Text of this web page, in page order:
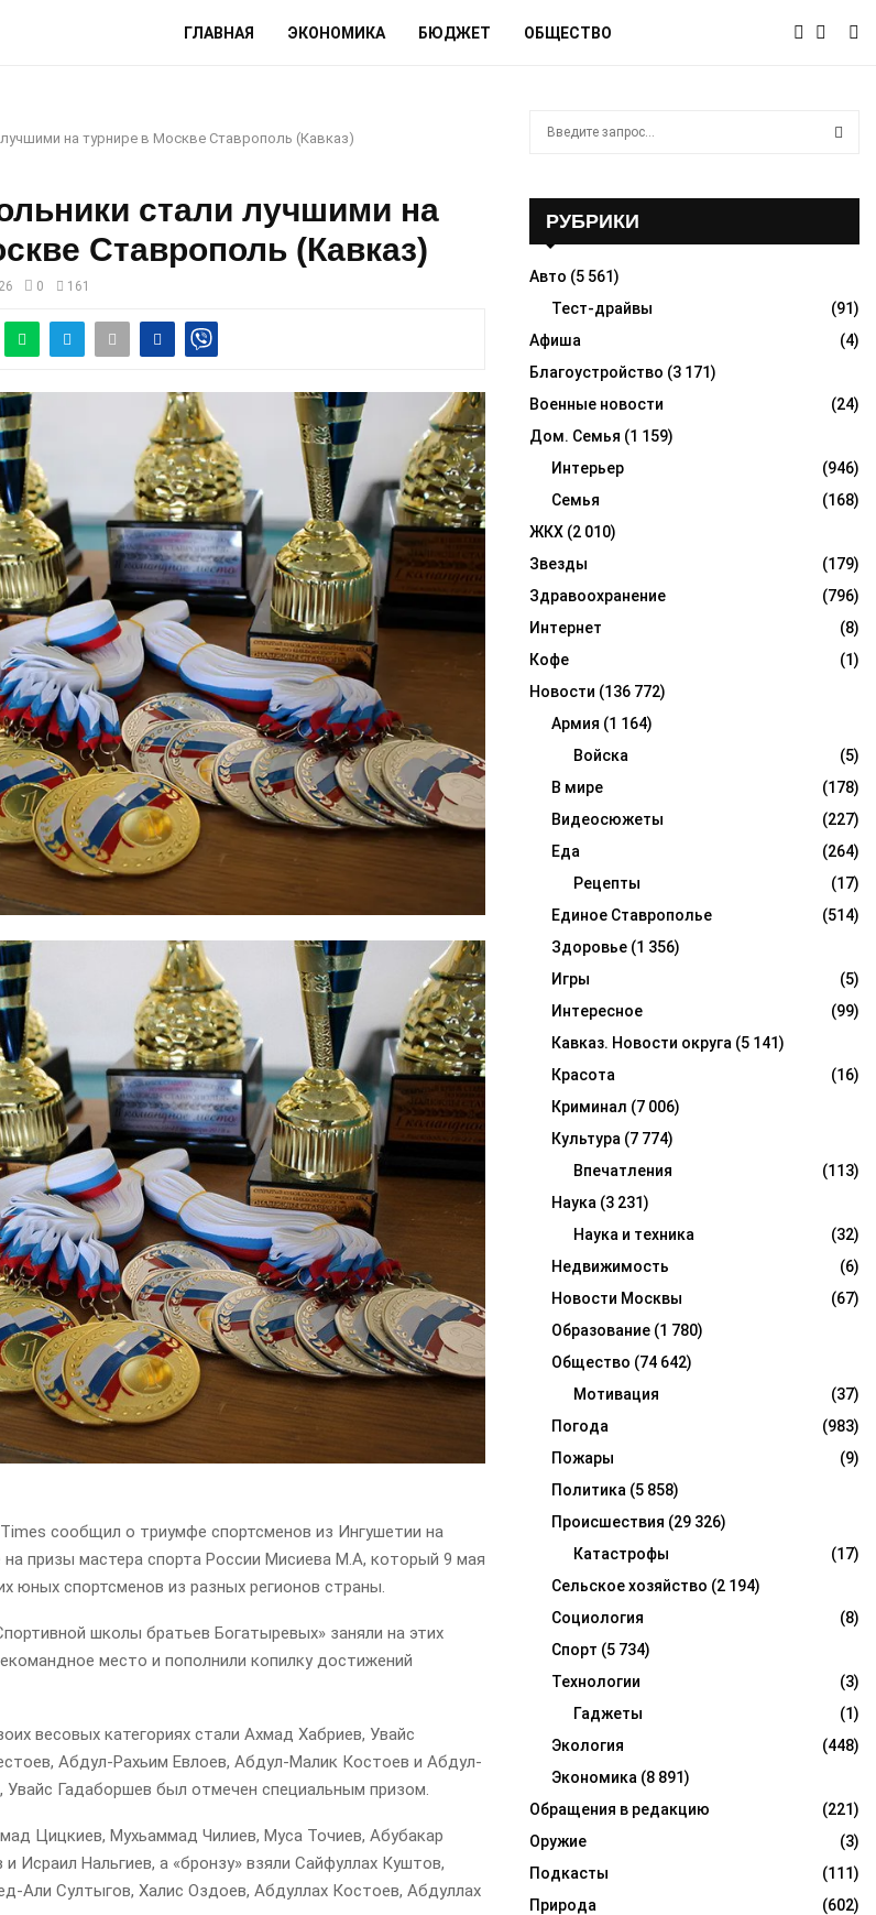
ГЛАВНАЯ ЭКОНОМИКА БЮДЖЕТ ОБЩЕСТВО
на турнире в Москве Ставрополь (Кавказ)
стали лучшими на
Ставрополь (Кавказ)
0 161
сообщил о триумфе спортсменов из Ингушетии на
на призы мастера спорта России Мисиева М.А, который 9 мая
юных спортсменов из разных регионов страны.
школы братьев Богатыревых» заняли на этих
место и пополнили копилку достижений
весовых категориях стали Ахмад Хабриев, Увайс
Абдул-Рахьим Евлоев, Абдул-Малик Костоев и Абдул-
Увайс Гадаборшев был отмечен специальным призом.
Цицкиев, Мухьаммад Чилиев, Муса Точиев, Абубакар
Исраил Нальгиев, а «бронзу» взяли Сайфуллах Куштов,
Али Султыгов, Халис Оздоев, Абдуллах Костоев, Абдуллах
o
R
C
H
РУБРИКИ
Авто (5 561)
Тест-драйвы
(91)
Афиша
(4)
Благоустройство (3 171)
Военные новости
(24)
Дом. Семья (1 159)
Интерьер
(946)
Семья
(168)
ЖКХ (2 010)
Звезды
(179)
Здравоохранение
(796)
Интернет
(8)
Кофе
(1)
Новости (136 772)
Армия (1 164)
Войска
(5)
В мире
(178)
Видеосюжеты
(227)
Еда
(264)
Рецепты
(17)
Единое Ставрополье
(514)
Здоровье (1 356)
Игры
(5)
Интересное
(99)
Кавказ. Новости округа (5 141)
Красота
(16)
Криминал (7 006)
Культура (7 774)
Впечатления
(113)
Наука (3 231)
Наука и техника
(32)
Недвижимость
(6)
Новости Москвы
(67)
Образование (1 780)
Общество (74 642)
Мотивация
(37)
Погода
(983)
Пожары
(9)
Политика (5 858)
Происшествия (29 326)
Катастрофы
(17)
Сельское хозяйство (2 194)
Социология
(8)
Спорт (5 734)
Технологии
(3)
Гаджеты
(1)
Экология
(448)
Экономика (8 891)
Обращения в редакцию
(221)
Оружие
(3)
Подкасты
(111)
Природа
(602)